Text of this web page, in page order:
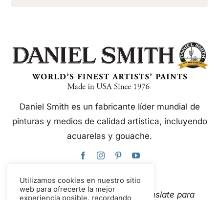
Daniel Smith es un fabricante líder mundial de
pinturas y medios de calidad artística, incluyendo
acuarelas y gouache.
Este sitio web utiliza Google Translate para
Utilizamos cookies en nuestro sitio
web para ofrecerte la mejor
experiencia posible, recordando